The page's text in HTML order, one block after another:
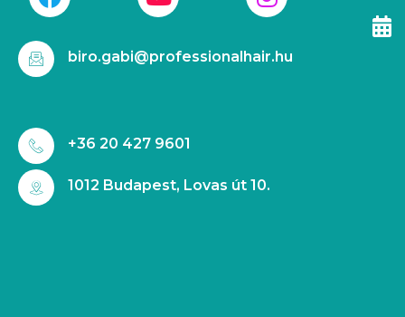
biro.gabi@professionalhair.hu
+36 20 427 9601
1012 Budapest, Lovas út 10.